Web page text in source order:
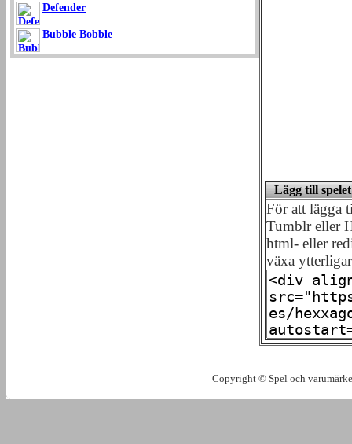
Defender
Bubble Bobble
Lägg till
För att lägga
Tumblr eller
html- eller
växa
Copyright © Spel och